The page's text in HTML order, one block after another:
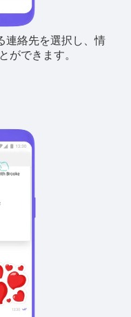
連絡先を選択し、情
ができます。